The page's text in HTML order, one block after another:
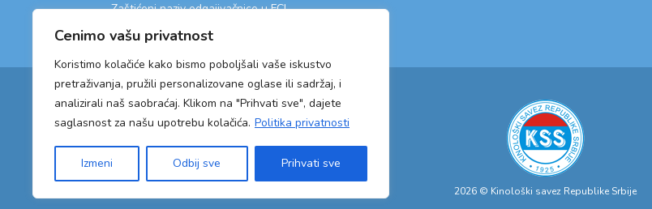
Cenimo vašu privatnost
Koristimo kolačiće kako bismo poboljšali vaše iskustvo
pretraživanja, pružili personalizovane oglase ili sadržaj, i
analizirali naš saobraćaj. Klikom na "Prihvati sve", dajete
saglasnost za našu upotrebu kolačića. Politika privatnosti
Izmeni Odbij sve Prihvati sve
Zaštićeni naziv odgajivačnice u FCI
2026 © Kinološki savez Republike Srbije